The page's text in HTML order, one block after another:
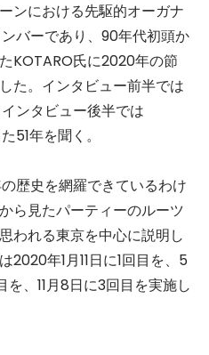
ンにおける先駆的オーガナ
バーであり、90年代初頭か
KOTARO氏に2020年の節
た。インタビュー前半では
ンタビュー後半では
51年を聞く。
歴史を網羅できているわけ
ら見たパーティーのルーツ
われる東京を中心に説明し
2020年1月11日に1回目を、5
、11月8日に3回目を実施し